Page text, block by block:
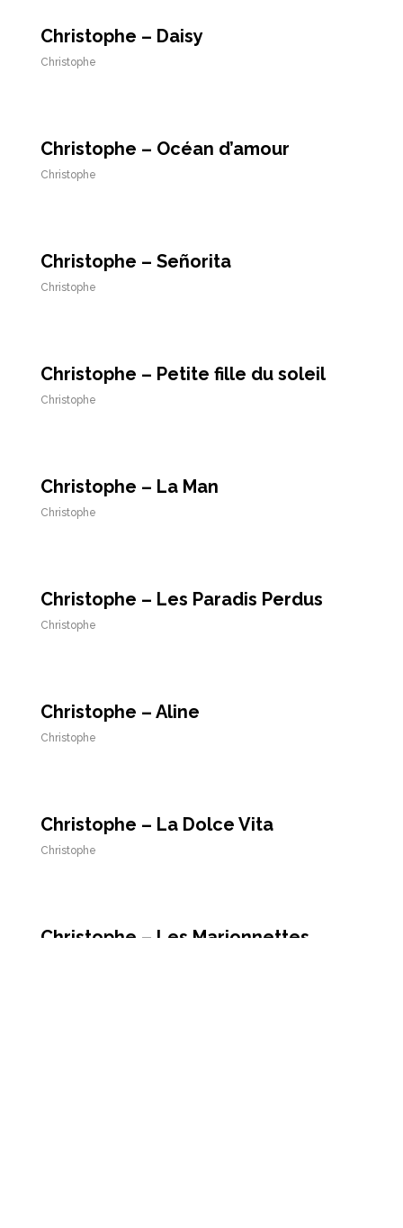
Christophe – Daisy
Christophe
Christophe – Océan d’amour
Christophe
Christophe – Señorita
Christophe
Christophe – Petite fille du soleil
Christophe
Christophe – La Man
Christophe
Christophe – Les Paradis Perdus
Christophe
Christophe – Aline
Christophe
Christophe – La Dolce Vita
Christophe
Christophe – Les Marionnettes